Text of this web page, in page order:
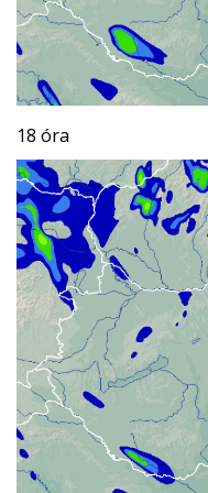
18 óra